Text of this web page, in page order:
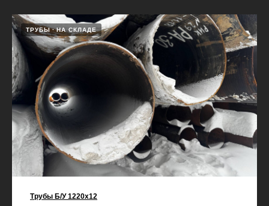
ТРУБЫ НА СКЛАДЕ
Трубы Б/У 1220х12